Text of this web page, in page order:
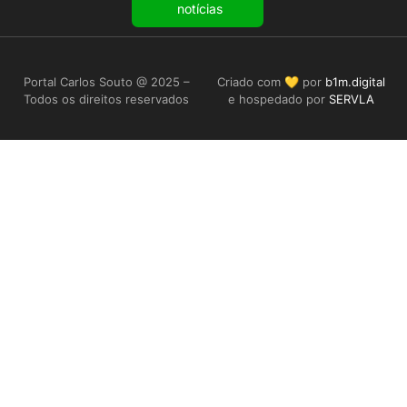
notícias
Portal Carlos Souto @ 2025 –
Todos os direitos reservados
Criado com 💛 por b1m.digital
e hospedado por SERVLA